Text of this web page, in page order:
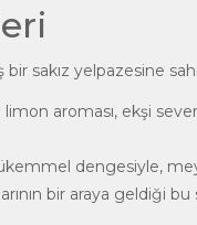
sakız yelpazesine
limon aroması, ekşi
dengesiyle,
bir araya geldiği